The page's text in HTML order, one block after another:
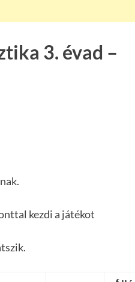
3. évad –
kezdi a játékot